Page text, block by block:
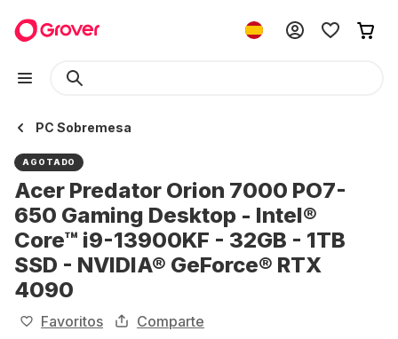
PC Sobremesa
AGOTADO
Acer Predator Orion 7000 PO7-
650 Gaming Desktop - Intel®
Core™ i9-13900KF - 32GB - 1TB
SSD - NVIDIA® GeForce® RTX
4090
Favoritos Comparte